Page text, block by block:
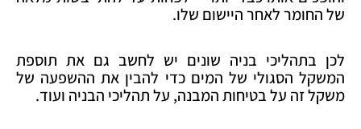
של החומר לאחר היישום שלו.
לכן בתהליכי בניה שונים יש לחשב גם את תוספת
המשקל הסגולי של המים כדי להבין את ההשפעה של
משקל זה על בטיחות המבנה, על תהליכי הבניה ועוד.